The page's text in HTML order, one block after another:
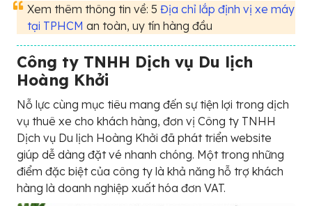
Xem thêm thông tin về: 5 Địa chỉ lắp định vị xe máy
tại TPHCM an toàn, uy tín hàng đầu
Công ty TNHH Dịch vụ Du lịch
Hoàng Khởi
Nỗ lực cùng mục tiêu mang đến sự tiện lợi trong dịch
vụ thuê xe cho khách hàng, đơn vị Công ty TNHH
Dịch vụ Du lịch Hoàng Khởi đã phát triển website
giúp dễ dàng đặt vé nhanh chóng. Một trong những
điểm đặc biệt của công ty là khả năng hỗ trợ khách
hàng là doanh nghiệp xuất hóa đơn VAT.